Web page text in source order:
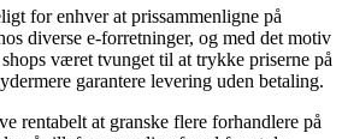
for enhver at prissammenligne på
diverse e-forretninger, og med det motiv
været tvunget til at trykke priserne på
garantere levering uden betaling.
rentabelt at granske flere forhandlere på